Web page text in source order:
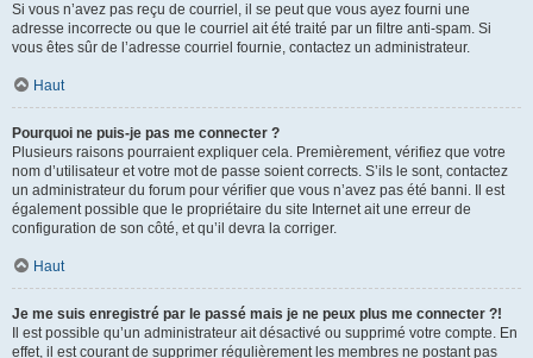
Si vous n’avez pas reçu de courriel, il se peut que vous ayez fourni une
adresse incorrecte ou que le courriel ait été traité par un filtre anti-spam. Si
vous êtes sûr de l’adresse courriel fournie, contactez un administrateur.
Haut
Pourquoi ne puis-je pas me connecter ?
Plusieurs raisons pourraient expliquer cela. Premièrement, vérifiez que votre
nom d’utilisateur et votre mot de passe soient corrects. S’ils le sont, contactez
un administrateur du forum pour vérifier que vous n’avez pas été banni. Il est
également possible que le propriétaire du site Internet ait une erreur de
configuration de son côté, et qu’il devra la corriger.
Haut
Je me suis enregistré par le passé mais je ne peux plus me connecter ?!
Il est possible qu’un administrateur ait désactivé ou supprimé votre compte. En
effet, il est courant de supprimer régulièrement les membres ne postant pas